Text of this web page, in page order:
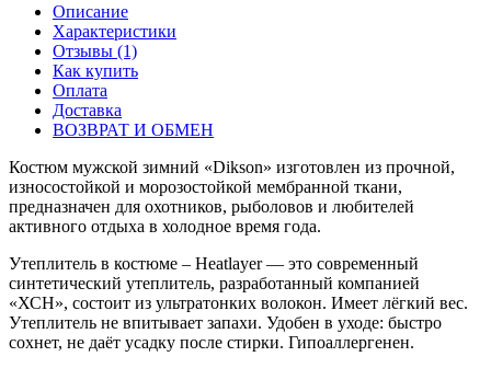
Описание
Характеристики
Отзывы (1)
Как купить
Оплата
Доставка
ВОЗВРАТ И ОБМЕН
Костюм мужской зимний «Dikson» изготовлен из прочной,
износостойкой и морозостойкой мембранной ткани,
предназначен для охотников, рыболовов и любителей
активного отдыха в холодное время года.
Утеплитель в костюме – Heatlayer — это современный
синтетический утеплитель, разработанный компанией
«ХСН», состоит из ультратонких волокон. Имеет лёгкий вес.
Утеплитель не впитывает запахи. Удобен в уходе: быстро
сохнет, не даёт усадку после стирки. Гипоаллергенен.